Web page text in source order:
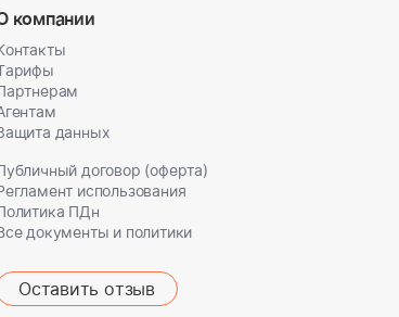
компании
данных
договор (оферта)
использования
ПДн
документы и политики
Оставить отзыв